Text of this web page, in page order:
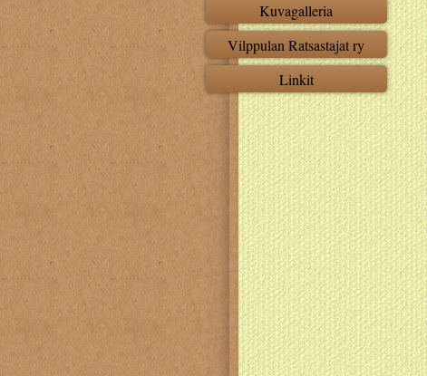
Kuvagalleria
Vilppulan Ratsastajat ry
Linkit